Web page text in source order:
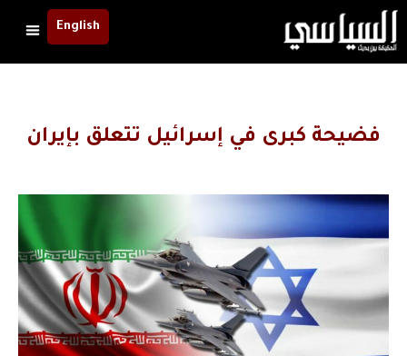
English
فضيحة كبرى في إسرائيل تتعلق بإيران